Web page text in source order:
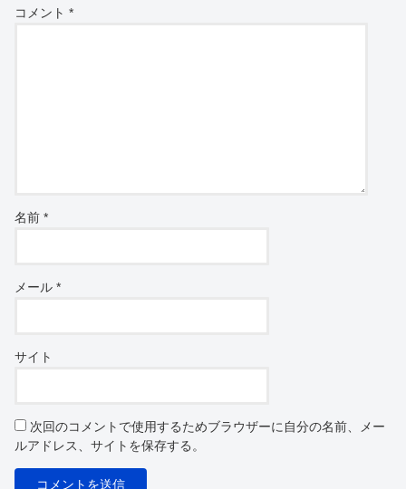
コメント*
名前*
メール*
サイト
次回のコメントで使用するためブラウザーに自分の名前、メー
ルアドレス、サイトを保存する。